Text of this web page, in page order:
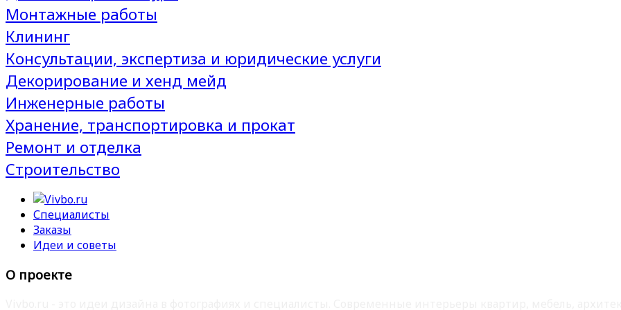
Монтажные работы
Клининг
Консультации, экспертиза и юридические услуги
Декорирование и хенд мейд
Инженерные работы
Хранение, транспортировка и прокат
Ремонт и отделка
Строительство
Специалисты
Заказы
Идеи и советы
О проекте